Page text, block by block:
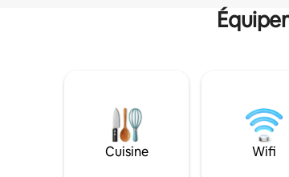
Cuisine Wifi